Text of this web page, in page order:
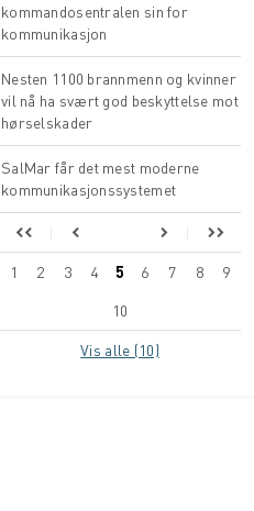
kommandosentralen sin for
kommunikasjon
Nesten 1100 brannmenn og kvinner
vil nå ha svært god beskyttelse mot
hørselskader
SalMar får det mest moderne
kommunikasjonssystemet
1 2 3 4 5 6 7 8 9
10
Vis alle (10)